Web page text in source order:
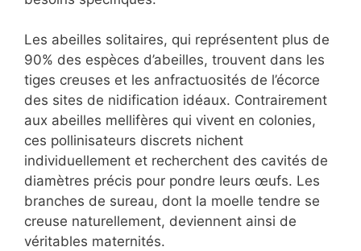
Les abeilles solitaires, qui représentent plus de
90% des espèces d’abeilles, trouvent dans les
tiges creuses et les anfractuosités de l’écorce
des sites de nidification idéaux. Contrairement
aux abeilles mellifères qui vivent en colonies,
ces pollinisateurs discrets nichent
individuellement et recherchent des cavités de
diamètres précis pour pondre leurs œufs. Les
branches de sureau, dont la moelle tendre se
creuse naturellement, deviennent ainsi de
véritables maternités.